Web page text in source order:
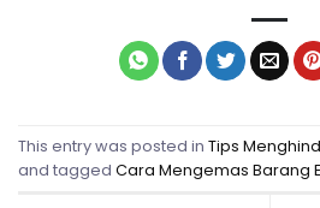
This entry was posted in Tips
and tagged Cara Mengemas Barang